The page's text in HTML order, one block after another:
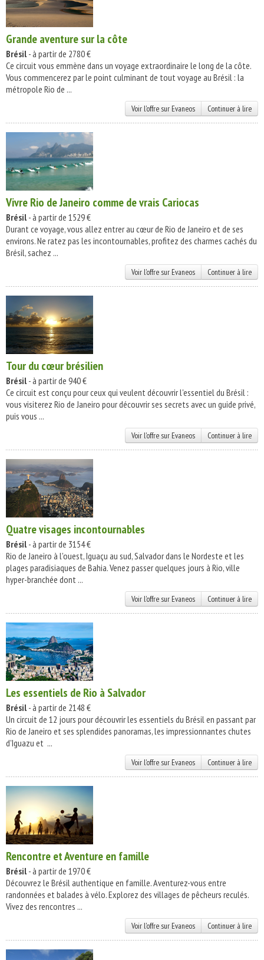
Grande aventure sur la côte
Brésil- à partir de 2780 €
Ce circuit vous emmène dans un voyage extraordinaire le long de la côte.
Vous commencerez par le point culminant de tout voyage au Brésil : la
métropole Rio de ...
Voir l'offre sur Evaneos Continuer à lire
Vivre Rio de Janeiro comme de vrais Cariocas
Brésil- à partir de 1529 €
Durant ce voyage, vous allez entrer au cœur de Rio de Janeiro et de ses
environs. Ne ratez pas les incontournables, profitez des charmes cachés du
Brésil, sachez ...
Voir l'offre sur Evaneos Continuer à lire
Tour du cœur brésilien
Brésil- à partir de 940 €
Ce circuit est conçu pour ceux qui veulent découvrir l'essentiel du Brésil :
vous visiterez Rio de Janeiro pour découvrir ses secrets avec un guide privé,
puis vous ...
Voir l'offre sur Evaneos Continuer à lire
Quatre visages incontournables
Brésil- à partir de 3154 €
Rio de Janeiro à l'ouest, Iguaçu au sud, Salvador dans le Nordeste et les
plages paradisiaques de Bahia. Venez passer quelques jours à Rio, ville
hyper-branchée dont ...
Voir l'offre sur Evaneos Continuer à lire
Les essentiels de Rio à Salvador
Brésil- à partir de 2148 €
Un circuit de 12 jours pour découvrir les essentiels du Brésil en passant par
Rio de Janeiro et ses splendides panoramas, les impressionnantes chutes
d'Iguazu et ...
Voir l'offre sur Evaneos Continuer à lire
Rencontre et Aventure en famille
Brésil- à partir de 1970 €
Découvrez le Brésil authentique en famille. Aventurez-vous entre
randonnées et balades à vélo. Explorez des villages de pêcheurs reculés.
Vivez des rencontres ...
Voir l'offre sur Evaneos Continuer à lire